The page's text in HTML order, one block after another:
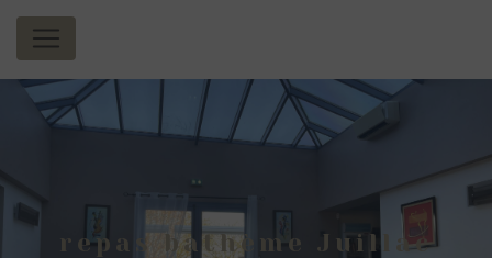
Panneau de gestion des cookies
repas bathème Juillac